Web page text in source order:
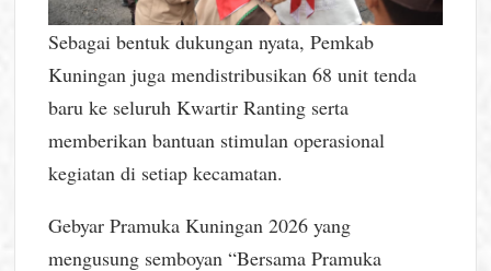
Sebagai bentuk dukungan nyata, Pemkab
Kuningan juga mendistribusikan 68 unit tenda
baru ke seluruh Kwartir Ranting serta
memberikan bantuan stimulan operasional
kegiatan di setiap kecamatan.
Gebyar Pramuka Kuningan 2026 yang
mengusung semboyan “Bersama Pramuka